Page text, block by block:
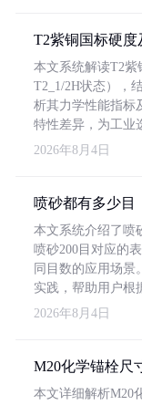
T2紫铜国标硬
本文系统解读T2紫
T2_1/2H状态），
析其力学性能指标
特性差异，为工业
2026年8月4日
喷砂都有多少目
本文系统介绍了喷
喷砂200目对应的
同目数的应用场景
实践，帮助用户根
2026年8月4日
M20化学锚栓尺
本文详细解析M20